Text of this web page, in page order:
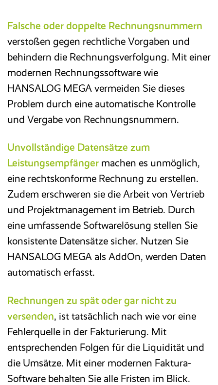
Falsche oder doppelte Rechnungsnummern
verstoßen gegen rechtliche Vorgaben und
behindern die Rechnungsverfolgung. Mit einer
modernen Rechnungssoftware wie
HANSALOG MEGA vermeiden Sie dieses
Problem durch eine automatische Kontrolle
und Vergabe von Rechnungsnummern.
Unvollständige Datensätze zum
Leistungsempfänger machen es unmöglich,
eine rechtskonforme Rechnung zu erstellen.
Zudem erschweren sie die Arbeit von Vertrieb
und Projektmanagement im Betrieb. Durch
eine umfassende Softwarelösung stellen Sie
konsistente Datensätze sicher. Nutzen Sie
HANSALOG MEGA als AddOn, werden Daten
automatisch erfasst.
Rechnungen zu spät oder gar nicht zu
versenden, ist tatsächlich nach wie vor eine
Fehlerquelle in der Fakturierung. Mit
entsprechenden Folgen für die Liquidität und
die Umsätze. Mit einer modernen Faktura-
Software behalten Sie alle Fristen im Blick.